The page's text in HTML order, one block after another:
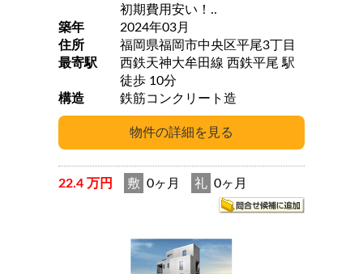
初期費用安い！..
築年
2024年03月
住所
福岡県福岡市中央区平尾3丁目
最寄駅
西鉄天神大牟田線 西鉄平尾 駅
徒歩 10分
構造
鉄筋コンクリート造
22.4 万円 敷 0ヶ月 礼 0ヶ月